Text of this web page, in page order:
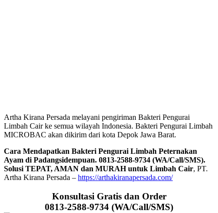
Artha Kirana Persada melayani pengiriman Bakteri Pengurai
Limbah Cair ke semua wilayah Indonesia. Bakteri Pengurai Limbah
MICROBAC akan dikirim dari kota Depok Jawa Barat.
Cara Mendapatkan Bakteri Pengurai Limbah Peternakan
Ayam di Padangsidempuan. 0813-2588-9734 (WA/Call/SMS).
Solusi TEPAT, AMAN dan MURAH untuk Limbah Cair, PT.
Artha Kirana Persada – https://arthakiranapersada.com/
Konsultasi Gratis dan Order
0813-2588-9734 (WA/Call/SMS)